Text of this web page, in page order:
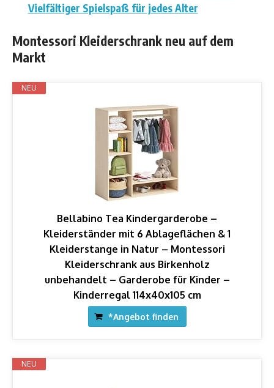
Vielfältiger Spielspaß für jedes Alter
Montessori Kleiderschrank neu auf dem
Markt
NEU
Bellabino Tea Kindergarderobe –
Kleiderständer mit 6 Ablageflächen & 1
Kleiderstange in Natur – Montessori
Kleiderschrank aus Birkenholz
unbehandelt – Garderobe für Kinder –
Kinderregal 114x40x105 cm
*Angebot finden
NEU